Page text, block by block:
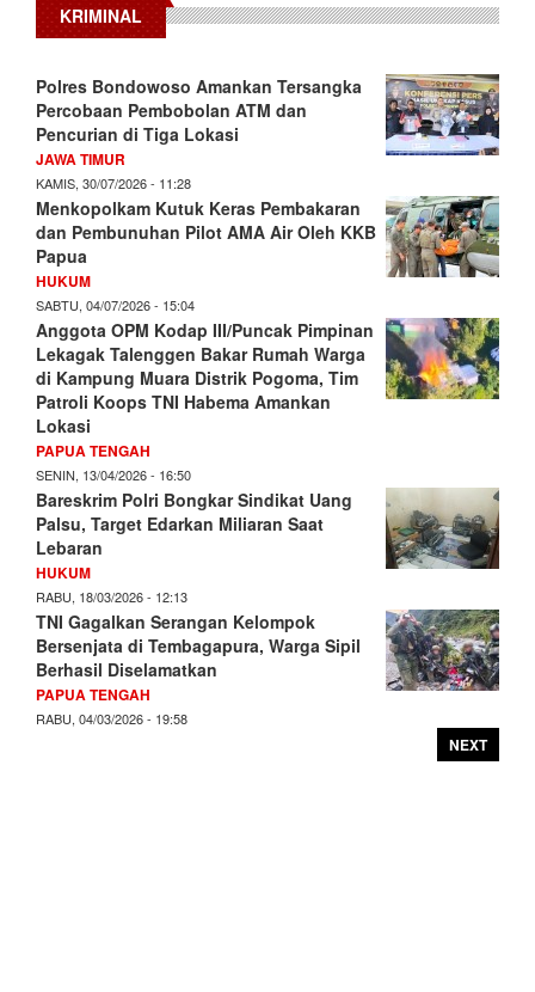
KRIMINAL
Polres Bondowoso Amankan Tersangka
Percobaan Pembobolan ATM dan
Pencurian di Tiga Lokasi
JAWA TIMUR
KAMIS, 30/07/2026 - 11:28
Menkopolkam Kutuk Keras Pembakaran
dan Pembunuhan Pilot AMA Air Oleh KKB
Papua
HUKUM
SABTU, 04/07/2026 - 15:04
Anggota OPM Kodap III/Puncak Pimpinan
Lekagak Talenggen Bakar Rumah Warga
di Kampung Muara Distrik Pogoma, Tim
Patroli Koops TNI Habema Amankan
Lokasi
PAPUA TENGAH
SENIN, 13/04/2026 - 16:50
Bareskrim Polri Bongkar Sindikat Uang
Palsu, Target Edarkan Miliaran Saat
Lebaran
HUKUM
RABU, 18/03/2026 - 12:13
TNI Gagalkan Serangan Kelompok
Bersenjata di Tembagapura, Warga Sipil
Berhasil Diselamatkan
PAPUA TENGAH
RABU, 04/03/2026 - 19:58
NEXT